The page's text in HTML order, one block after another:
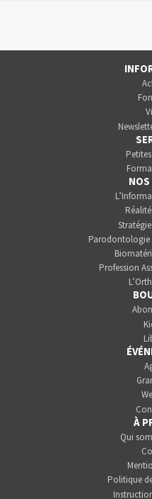
NOS
Profession
À
Qui
Politique